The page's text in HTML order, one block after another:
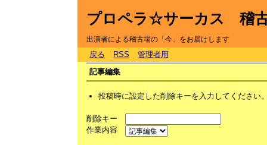
プロペラ☆サーカス 稽
出演者による稽古場の「今」をお届けします
戻る RSS
管理者用
記事編集
投稿時に設定した削除キーを入力してください
削除キー
作業内容